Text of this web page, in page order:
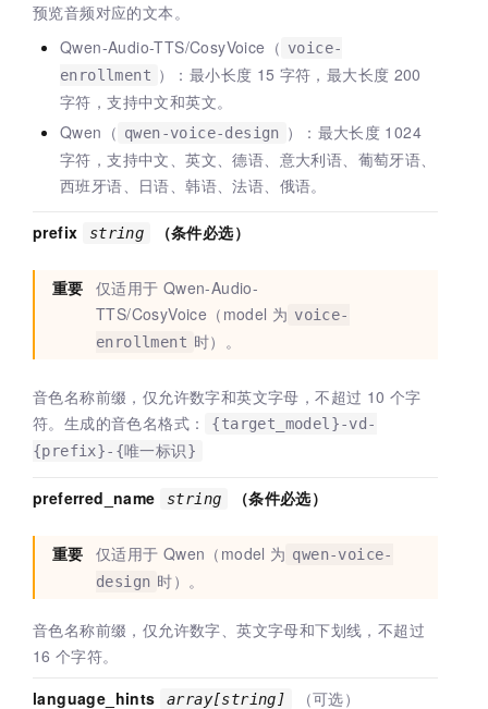
预览音频对应的文本。
Qwen-Audio-TTS/CosyVoice（ voice-
enrollment ）：最小长度 15 字符，最大长度 200
字符，支持中文和英文。
Qwen（ qwen-voice-design ）：最大长度 1024
字符，支持中文、英文、德语、意大利语、葡萄牙语、
西班牙语、日语、韩语、法语、俄语。
prefix string （条件必选）
重要 仅适用于 Qwen-Audio-
TTS/CosyVoice（model 为 voice-
enrollment 时）。
音色名称前缀，仅允许数字和英文字母，不超过 10 个字
符。生成的音色名格式：
{target_model}-vd-
{prefix}-{唯一标识}
preferred_name string （条件必选）
重要 仅适用于 Qwen（model 为 qwen-voice-
design 时）。
音色名称前缀，仅允许数字、英文字母和下划线，不超过
16 个字符。
language_hints
array[string] （可选）